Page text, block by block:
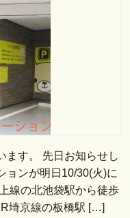
ます。 先日お知らせし
ョンが明日10/30(火)に
線の北池袋駅から徒歩
埼京線の板橋駅 […]